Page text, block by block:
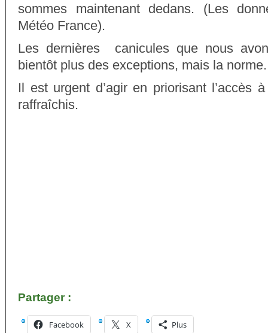
sommes maintenant dedans. (Les
Météo France).
Les dernières canicules que nous
bientôt plus des exceptions, mais la norme.
Il est urgent d’agir en priorisant l’accès
raffraîchis.
Partager :
Facebook X Plus